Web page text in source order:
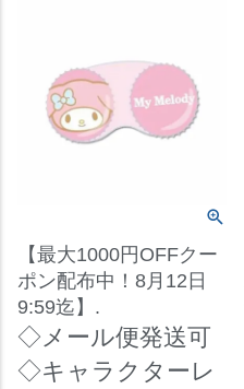
【最大1000円OFFクー
ポン配布中！8月12日
9:59迄】.
◇メール便発送可
◇キャラクターレ